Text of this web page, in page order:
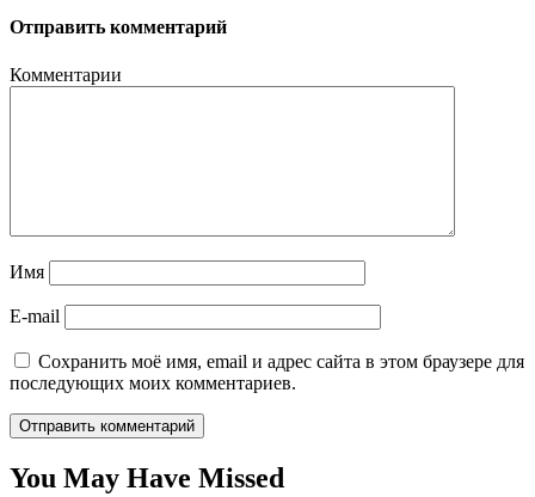
Отправить комментарий
Комментарии
Имя
E-mail
Сохранить моё имя, email и адрес сайта в этом браузере для
последующих моих комментариев.
You May Have Missed